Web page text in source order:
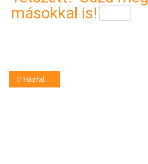
másokkal is!
Bejegyzés
Házfalba csapódott a tapolcai driftelő